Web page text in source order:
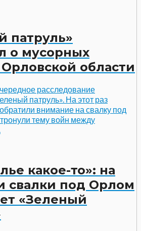
патруль»
о мусорных
области
расследование
патруль». На этот раз
внимание на свалку под
тему войн между
какое-то»: на
свалки под Орлом
«Зеленый